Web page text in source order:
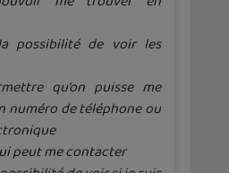
possibilité de voir les
qu’on puisse me
numéro de téléphone ou
peut me contacter